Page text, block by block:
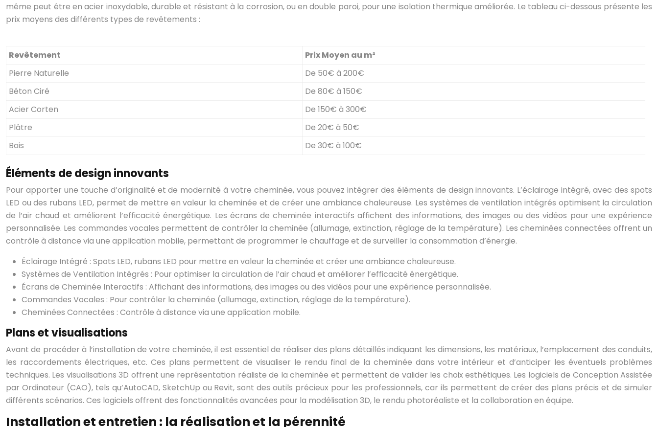
même peut être en acier inoxydable, durable et résistant à la corrosion, ou en double paroi, pour une isolation thermique améliorée. Le tableau ci-dessous présente les
prix moyens des différents types de revêtements :
Revêtement
Prix Moyen au m²
Pierre Naturelle
De 50€ à 200€
Béton Ciré
De 80€ à 150€
Acier Corten
De 150€ à 300€
Plâtre
De 20€ à 50€
Bois
De 30€ à 100€
Éléments de design innovants
Pour apporter une touche d’originalité et de modernité à votre cheminée, vous pouvez intégrer des éléments de design innovants. L’éclairage intégré, avec des spots
LED ou des rubans LED, permet de mettre en valeur la cheminée et de créer une ambiance chaleureuse. Les systèmes de ventilation intégrés optimisent la circulation
de l’air chaud et améliorent l’efficacité énergétique. Les écrans de cheminée interactifs affichent des informations, des images ou des vidéos pour une expérience
personnalisée. Les commandes vocales permettent de contrôler la cheminée (allumage, extinction, réglage de la température). Les cheminées connectées offrent un
contrôle à distance via une application mobile, permettant de programmer le chauffage et de surveiller la consommation d’énergie.
Éclairage Intégré : Spots LED, rubans LED pour mettre en valeur la cheminée et créer une ambiance chaleureuse.
Systèmes de Ventilation Intégrés : Pour optimiser la circulation de l’air chaud et améliorer l’efficacité énergétique.
Écrans de Cheminée Interactifs : Affichant des informations, des images ou des vidéos pour une expérience personnalisée.
Commandes Vocales : Pour contrôler la cheminée (allumage, extinction, réglage de la température).
Cheminées Connectées : Contrôle à distance via une application mobile.
Plans et visualisations
Avant de procéder à l’installation de votre cheminée, il est essentiel de réaliser des plans détaillés indiquant les dimensions, les matériaux, l’emplacement des conduits,
les raccordements électriques, etc. Ces plans permettent de visualiser le rendu final de la cheminée dans votre intérieur et d’anticiper les éventuels problèmes
techniques. Les visualisations 3D offrent une représentation réaliste de la cheminée et permettent de valider les choix esthétiques. Les logiciels de Conception Assistée
par Ordinateur (CAO), tels qu’AutoCAD, SketchUp ou Revit, sont des outils précieux pour les professionnels, car ils permettent de créer des plans précis et de simuler
différents scénarios. Ces logiciels offrent des fonctionnalités avancées pour la modélisation 3D, le rendu photoréaliste et la collaboration en équipe.
Installation et entretien : la réalisation et la pérennité